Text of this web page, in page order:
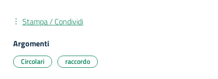
Stampa / Condividi
Argomenti
Circolari raccordo